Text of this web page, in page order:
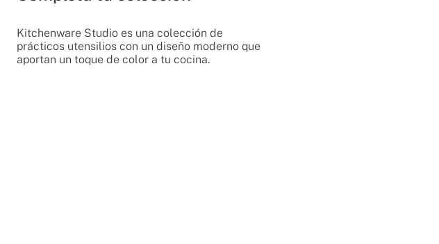
Kitchenware Studio es una colección de
prácticos utensilios con un diseño moderno que
aportan un toque de color a tu cocina.